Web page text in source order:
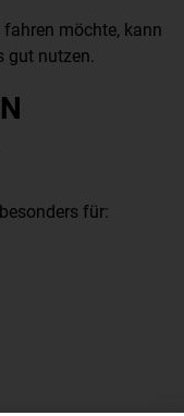
möchte, kann
gut nutzen.
für: